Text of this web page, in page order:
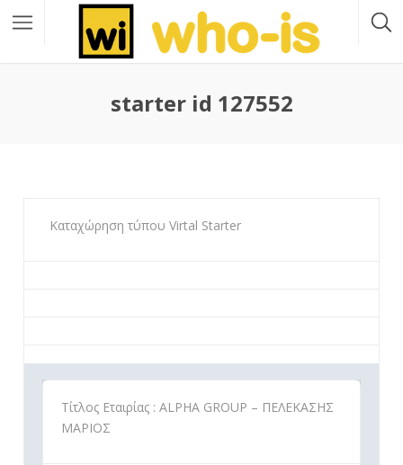
starter id 127552
Καταχώρηση τύπου Virtal Starter
Τίτλος Εταιρίας : ALPHA GROUP – ΠΕΛΕΚΑΣΗΣ
ΜΑΡΙΟΣ